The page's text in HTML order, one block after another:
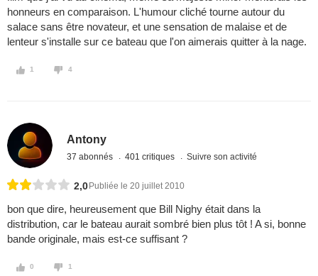
honneurs en comparaison. L'humour cliché tourne autour du
salace sans être novateur, et une sensation de malaise et de
lenteur s'installe sur ce bateau que l'on aimerais quitter à la nage.
1 4
Antony
37 abonnés 401 critiques Suivre son activité
2,0 Publiée le 20 juillet 2010
bon que dire, heureusement que Bill Nighy était dans la
distribution, car le bateau aurait sombré bien plus tôt ! A si, bonne
bande originale, mais est-ce suffisant ?
0 1